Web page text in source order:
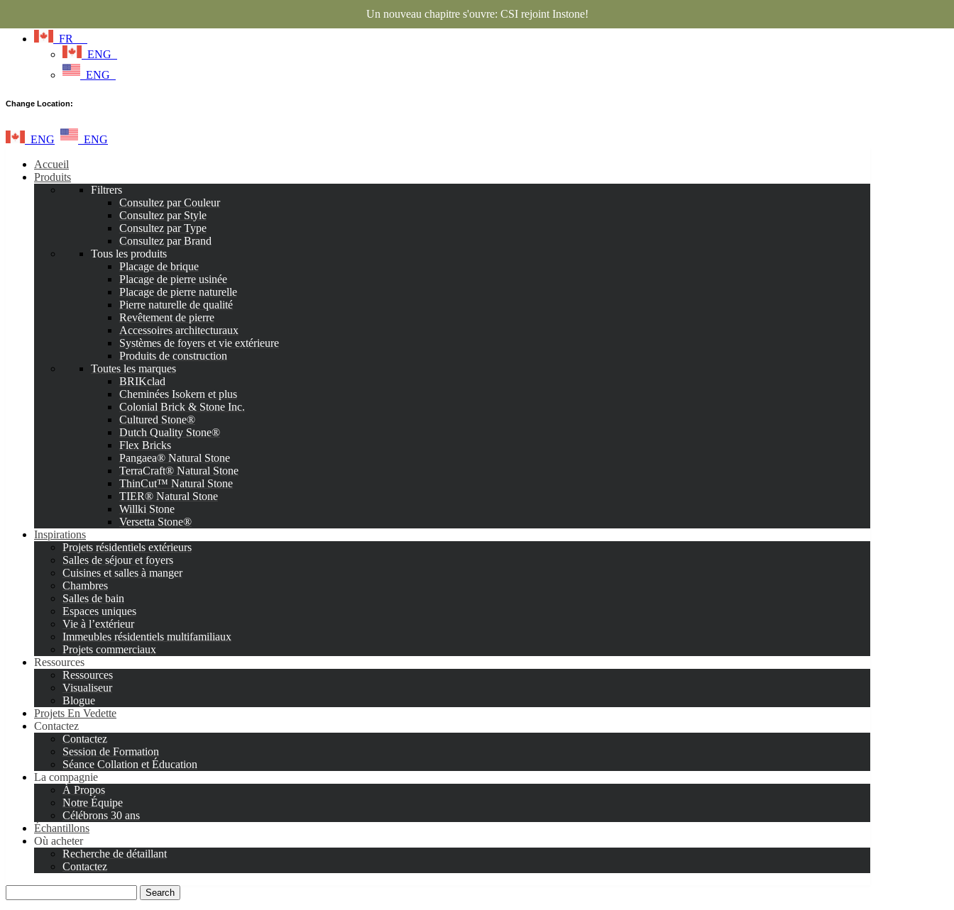
FR
ENG
ENG
Un nouveau chapitre s'ouvre: CSI rejoint Instone!
Change Location:
ENG ENG
Accueil
Produits
Filtrers
Consultez par Couleur
Consultez par Style
Consultez par Type
Consultez par Brand
Tous les produits
Placage de brique
Placage de pierre usinée
Placage de pierre naturelle
Pierre naturelle de qualité
Revêtement de pierre
Accessoires architecturaux
Systèmes de foyers et vie extérieure
Produits de construction
Toutes les marques
BRIKclad
Cheminées Isokern et plus
Colonial Brick & Stone Inc.
Cultured Stone®
Dutch Quality Stone®
Flex Bricks
Pangaea® Natural Stone
TerraCraft® Natural Stone
ThinCut™ Natural Stone
TIER® Natural Stone
Willki Stone
Versetta Stone®
Inspirations
Projets résidentiels extérieurs
Salles de séjour et foyers
Cuisines et salles à manger
Chambres
Salles de bain
Espaces uniques
Vie à l’extérieur
Immeubles résidentiels multifamiliaux
Projets commerciaux
Ressources
Ressources
Visualiseur
Blogue
Projets En Vedette
Contactez
Contactez
Session de Formation
Séance Collation et Éducation
La compagnie
À Propos
Notre Équipe
Célébrons 30 ans
Échantillons
Où acheter
Recherche de détaillant
Contactez
for: